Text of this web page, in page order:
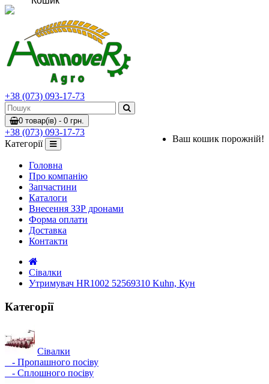
+38 (073) 093-17-73
0 товар(ів) - 0 грн.
Ваш кошик порожній!
+38 (073) 093-17-73
Категорії
Головна
Про компанію
Запчастини
Каталоги
Внесення ЗЗР дронами
Форма оплати
Доставка
Контакти
Сівалки
Утримувач HR1002 52569310 Kuhn, Кун
Категорії
Сівалки
- Пропашного посіву
- Сплошного посіву